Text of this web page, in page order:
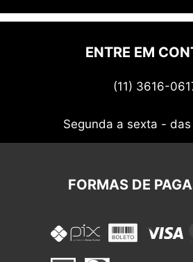
Quem somos
Politica de privacidade
ENTRE EM
(11) 3616-
Segunda a sexta - das
FORMAS DE